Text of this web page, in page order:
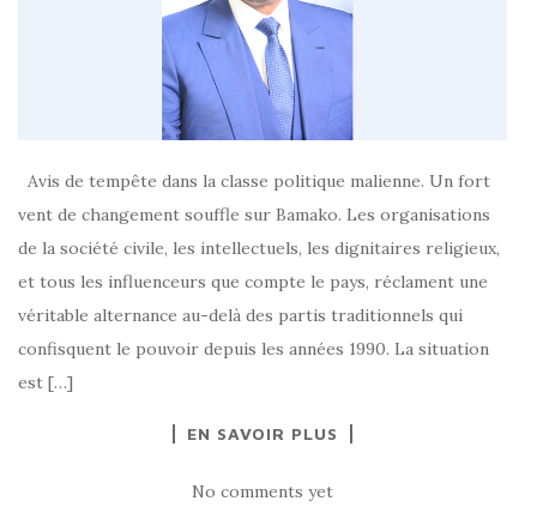
Avis de tempête dans la classe politique malienne. Un fort
vent de changement souffle sur Bamako. Les organisations
de la société civile, les intellectuels, les dignitaires religieux,
et tous les influenceurs que compte le pays, réclament une
véritable alternance au-delà des partis traditionnels qui
confisquent le pouvoir depuis les années 1990. La situation
est […]
EN SAVOIR PLUS
No comments yet